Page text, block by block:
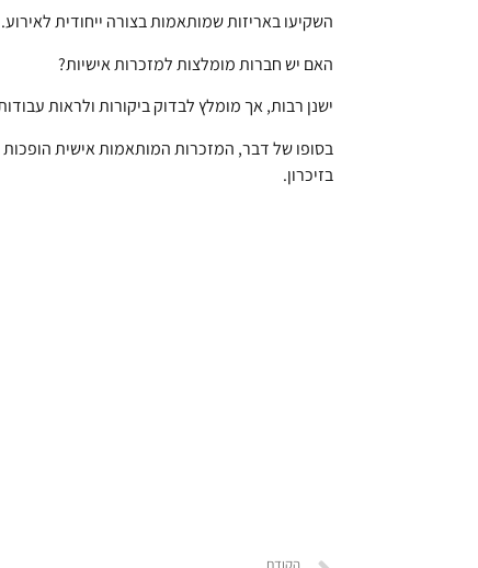
השקיעו באריזות שמותאמות בצורה ייחודית לאירוע.
האם יש חברות מומלצות למזכרות אישיות?
ישנן רבות, אך מומלץ לבדוק ביקורות ולראות
בסופו של דבר, המזכרות המותאמות אישית הופכות
בזיכרון.